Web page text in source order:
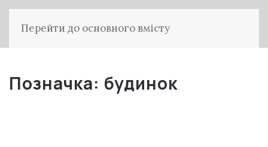
Перейти до основного вмісту
Позначка: будинок